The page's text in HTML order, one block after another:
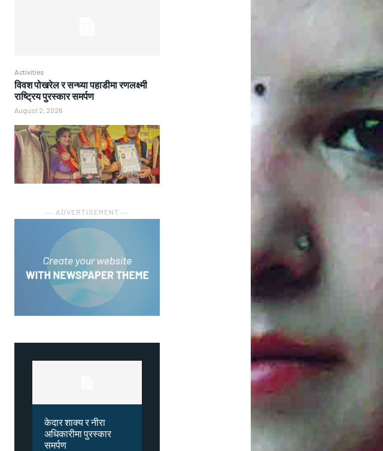
Activities
विवश पोखरेल र सन्ध्या पहाडीमा रणलक्ष्मी
राष्ट्रिय पुरस्कार समर्पण
August 2, 2026
― ADVERTISEMENT ―
केदार शाक्य र नीरा
अधिकारीमा पुरस्कार
समर्पण